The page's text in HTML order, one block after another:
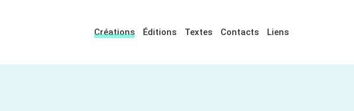
Créations Éditions Textes Contacts Liens